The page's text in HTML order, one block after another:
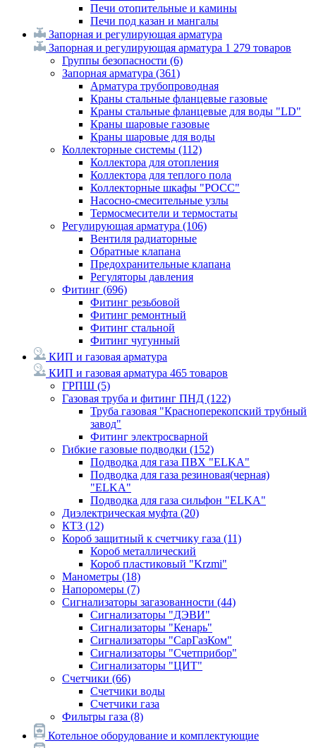
Печи отопительные и камины
Печи под казан и мангалы
Запорная и регулирующая арматура
Запорная и регулирующая арматура 1 279 товаров
Группы безопасности (6)
Запорная арматура (361)
Арматура трубопроводная
Краны стальные фланцевые газовые
Краны стальные фланцевые для воды "LD"
Краны шаровые газовые
Краны шаровые для воды
Коллекторные системы (112)
Коллектора для отопления
Коллектора для теплого пола
Коллекторные шкафы "РОСС"
Насосно-смесительные узлы
Термосмесители и термостаты
Регулирующая арматура (106)
Вентиля радиаторные
Обратные клапана
Предохранительные клапана
Регуляторы давления
Фитинг (696)
Фитинг резьбовой
Фитинг ремонтный
Фитинг стальной
Фитинг чугунный
КИП и газовая арматура
КИП и газовая арматура 465 товаров
ГРПШ (5)
Газовая труба и фитинг ПНД (122)
Труба газовая "Красноперекопский трубный
завод"
Фитинг электросварной
Гибкие газовые подводки (152)
Подводка для газа ПВХ "ELKA"
Подводка для газа резиновая(черная)
"ELKA"
Подводка для газа сильфон "ELKA"
Диэлектрическая муфта (20)
КТЗ (12)
Короб защитный к счетчику газа (11)
Короб металлический
Короб пластиковый "Krzmi"
Манометры (18)
Напоромеры (7)
Сигнализаторы загазованности (44)
Сигнализаторы "ДЭВИ"
Сигнализаторы "Кенарь"
Сигнализаторы "СарГазКом"
Сигнализаторы "Счетприбор"
Сигнализаторы "ЦИТ"
Счетчики (66)
Счетчики воды
Счетчики газа
Фильтры газа (8)
Котельное оборудование и комплектующие